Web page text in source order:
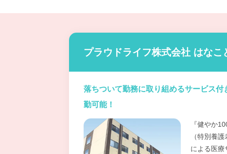
プラウドライフ株式会社 はなこ
落ちついて勤務に取り組めるサービス
勤可能！
『健やか
（特別養
による医療